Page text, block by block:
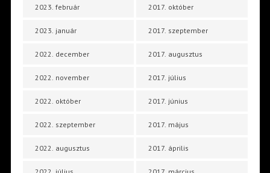
2023. február
2023. január
2022. december
2022. november
2022. október
2022. szeptember
2022. augusztus
2017. október
2017. szeptember
2017. augusztus
2017. július
2017. június
2017. május
2017. április